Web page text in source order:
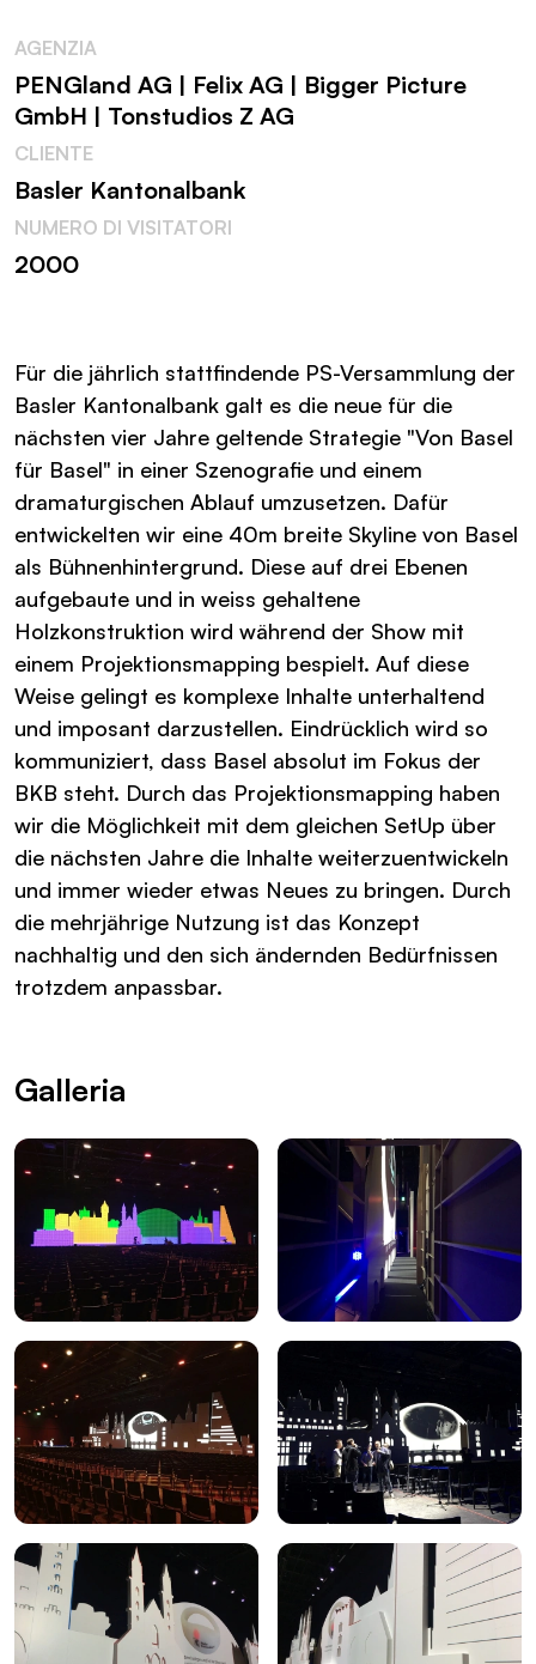
AGENZIA
PENGland AG | Felix AG | Bigger Picture
GmbH | Tonstudios Z AG
CLIENTE
Basler Kantonalbank
NUMERO DI VISITATORI
2000
Für die jährlich stattfindende PS-Versammlung der
Basler Kantonalbank galt es die neue für die
nächsten vier Jahre geltende Strategie "Von Basel
für Basel" in einer Szenografie und einem
dramaturgischen Ablauf umzusetzen. Dafür
entwickelten wir eine 40m breite Skyline von Basel
als Bühnenhintergrund. Diese auf drei Ebenen
aufgebaute und in weiss gehaltene
Holzkonstruktion wird während der Show mit
einem Projektionsmapping bespielt. Auf diese
Weise gelingt es komplexe Inhalte unterhaltend
und imposant darzustellen. Eindrücklich wird so
kommuniziert, dass Basel absolut im Fokus der
BKB steht. Durch das Projektionsmapping haben
wir die Möglichkeit mit dem gleichen SetUp über
die nächsten Jahre die Inhalte weiterzuentwickeln
und immer wieder etwas Neues zu bringen. Durch
die mehrjährige Nutzung ist das Konzept
nachhaltig und den sich ändernden Bedürfnissen
trotzdem anpassbar.
Galleria